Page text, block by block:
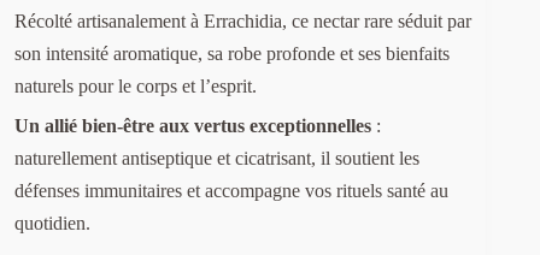
Récolté artisanalement à Errachidia, ce nectar rare séduit par
son intensité aromatique, sa robe profonde et ses bienfaits
naturels pour le corps et l’esprit.
Un allié bien-être aux vertus exceptionnelles :
naturellement antiseptique et cicatrisant, il soutient les
défenses immunitaires et accompagne vos rituels santé au
quotidien.